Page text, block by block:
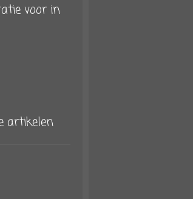
voor in
artikelen